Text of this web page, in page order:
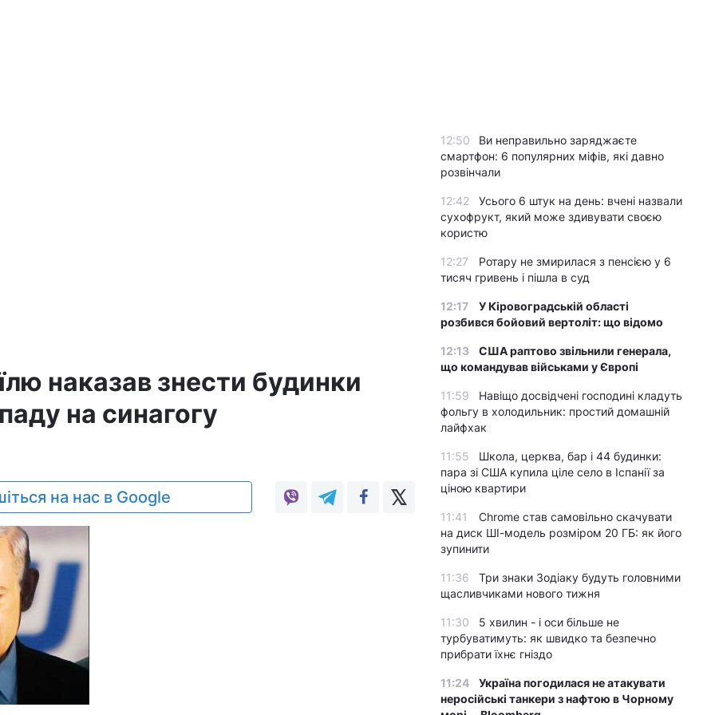
наказав знести будинки
на синагогу
на нас в Google
12:50
Ви неправильно заряджаєте
смартфон: 6 популярних міфів, які давно
розвінчали
12:42
Усього 6 штук на день: вчені назвали
сухофрукт, який може здивувати своєю
користю
12:27
Ротару не змирилася з пенсією у 6
тисяч гривень і пішла в суд
12:17
У Кіровоградській області
розбився бойовий вертоліт: що відомо
12:13
США раптово звільнили генерала,
що командував військами у Європі
11:59
Навіщо досвідчені господині кладуть
фольгу в холодильник: простий домашній
лайфхак
11:55
Школа, церква, бар і 44 будинки:
пара зі США купила ціле село в Іспанії за
ціною квартири
11:41
Chrome став самовільно скачувати
на диск ШІ-модель розміром 20 ГБ: як його
зупинити
11:36
Три знаки Зодіаку будуть головними
щасливчиками нового тижня
11:30
5 хвилин - і оси більше не
турбуватимуть: як швидко та безпечно
прибрати їхнє гніздо
11:24
Україна погодилася не атакувати
неросійські танкери з нафтою в Чорному